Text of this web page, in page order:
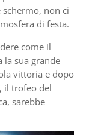
non ci
di festa.
come il
la sua grande
vittoria e dopo
, il trofeo del
sarebbe